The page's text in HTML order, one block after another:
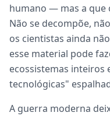
humano — mas a que
Não se decompõe,
os cientistas ainda
esse material pode
ecossistemas inteiros
tecnológicas"
A guerra moderna